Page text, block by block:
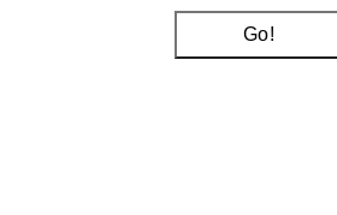
Go!